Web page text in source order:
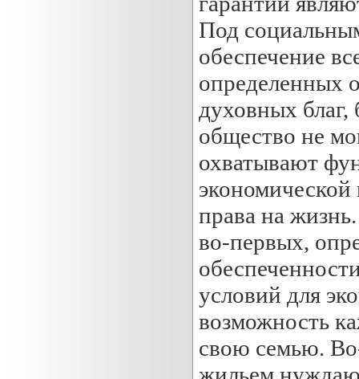
Под
обеспечение
определенных
духовных благ,
общество не
охватывают
экономической
права на
во-первых,
условий для
возможность
свою семью.